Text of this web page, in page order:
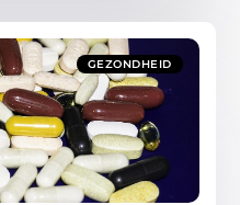
GEZONDHEID